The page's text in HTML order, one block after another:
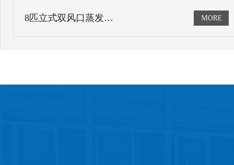
8匹立式双风口蒸发…